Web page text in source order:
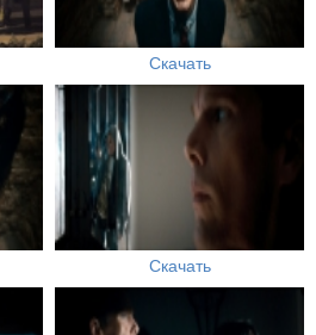
Скачать
Скачать